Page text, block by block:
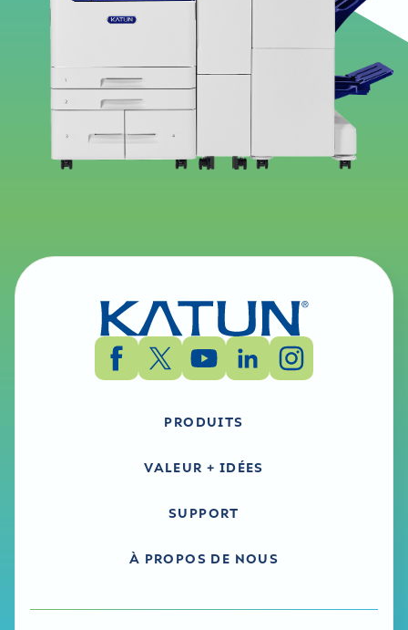
PRODUITS
VALEUR + IDÉES
SUPPORT
À PROPOS DE NOUS